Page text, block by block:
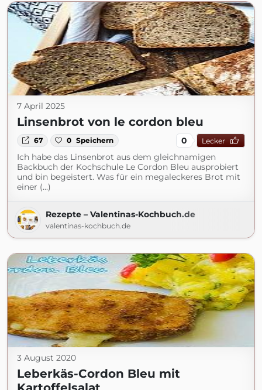
7 April 2025
Linsenbrot von le cordon bleu
67 0 Speichern 0 Lecker
Ich habe das Linsenbrot aus dem gleichnamigen
Backbuch der Kochschule Le Cordon Bleu ausprobiert
und bin begeistert. Was für ein megaleckeres Brot mit
einer (...)
Rezepte – Valentinas-Kochbuch.de
valentinas-kochbuch.de
3 August 2020
Leberkäs-Cordon Bleu mit